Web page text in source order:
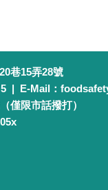
巷15弄28號
5 | E-Mail：
僅限市話撥打）